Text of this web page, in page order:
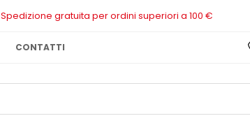
Spedizione gratuita per ordini superiori a 100 €
CONTATTI